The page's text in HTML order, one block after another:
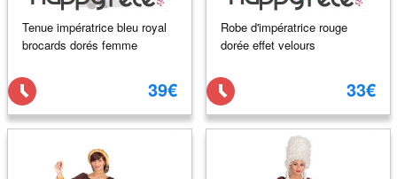
Tenue impératrice bleu royal
brocards dorés femme
39€
Robe d'impératrice rouge
dorée effet velours
33€